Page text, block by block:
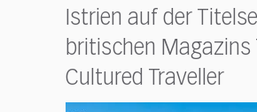
Istrien auf der
britischen Magazins
Cultured Traveller